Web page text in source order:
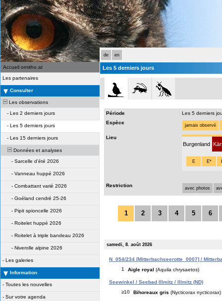
de en
Accueil ornitho.at
Les partenaires
Consulter
Les observations
- Les 2 derniers jours
- Les 5 derniers jours
- Les 15 derniers jours
Données et analyses
- Sarcelle d'été 2026
- Vanneau huppé 2026
- Combattant varié 2026
- Goéland cendré 25-26
- Pipit spioncelle 2026
- Roitelet huppé 2026
- Roitelet à triple bandeau 2026
- Niverolle alpine 2026
- Les galeries
Information
- Toutes les nouvelles
- Sur votre agenda
Les 5 derniers jours
Période
Les 5 derniers
Espèce
jamais observé
Lieu
Burgenland
E E*
Restriction avec photos
1 2 3 4 5 6
samedi, 8. août 2026
N_054/234 [Mitterbachseerotte_0007] /
1
Aigle royal (Aquila chrysaetos)
Seewinkel / Seebad Illmitz / Illmitz (ND)
≥10
Bihoreaux gris (Nycticorax nycticorax)